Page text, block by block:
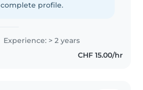
complete profile.
Experience: > 2 years
CHF 15.00/hr